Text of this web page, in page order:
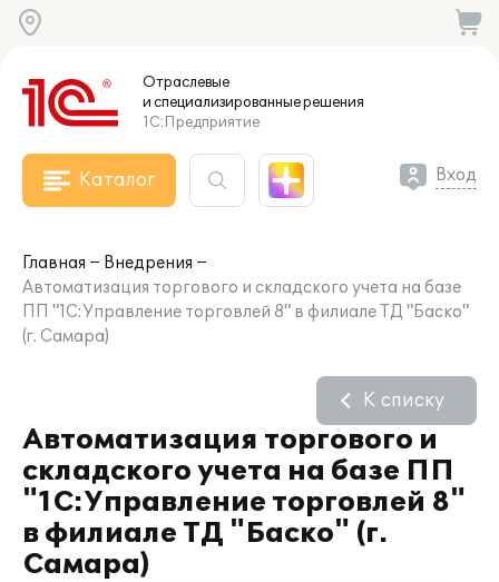
Отраслевые
и специализированныерешения
1С:Предприятие
Каталог Вход
Главная
Внедрения
Автоматизация торгового и складского учета на базе
ПП "1С:Управление торговлей 8" в филиале ТД "Баско"
(г. Самара)
Автоматизация торгового и
складского учета на базе ПП
"1С:Управление торговлей 8"
в филиале ТД "Баско" (г.
Самара)
К списку